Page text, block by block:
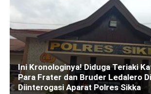
Ini Kronologinya! Diduga Teriaki
Para Frater dan Bruder Ledalero
Diinterogasi Aparat Polres Sikka